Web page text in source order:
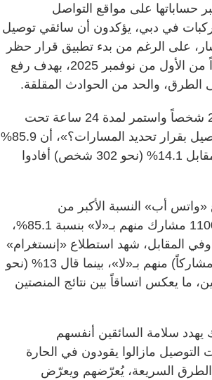
حساباتها على مواقع التواصل
85% من قائدي المركبات في دبي، يؤكدون أن سائقي توصيل
على الرغم من بدء تطبيق قرار حظر
قيادة الدرّاجات على المسارات السريعة، اعتباراً من الأول من نوفمبر 2025، بهدف رفع
الطرق، والحد من الحوادث المقلقة.
وأظهرت نتائج الاستطلاع، الذي شارك فيه 2137 شخصاً واستمر لمدة 24 ساعة تحت
عنوان: «هل لاحظت التزام سائقي درّاجات التوصيل بقرار تحديد المسارات؟»، أن 85.9%
من المشاركين (نحو 1835 شخصاً) قالوا «لا»، مقابل 14.1% (نحو 302 شخص) أفادوا
أب» النسبة الأكبر من
المشاركات، حيث شارك 1292 شخصاً، صوّت 1100 مشارك منهم بـ«لا» بنسبة 85.1%،
مشاركاً قالوا «نعم» بنسبة 14.9%، وفي المقابل، شهد استطلاع «إنستغرام»
مشاركة 845 مستخدماً، صوّت 87% (نحو 735 مشاركاً) منهم بـ«لا»، بينما قال 13% (نحو
ما يعكس اتساقاً بين نتائج المنصتين
سلامة السائقين أنفسهم
مازالوا يقودون في الحارة
السريعة، يُعرّضهم ويعرّض